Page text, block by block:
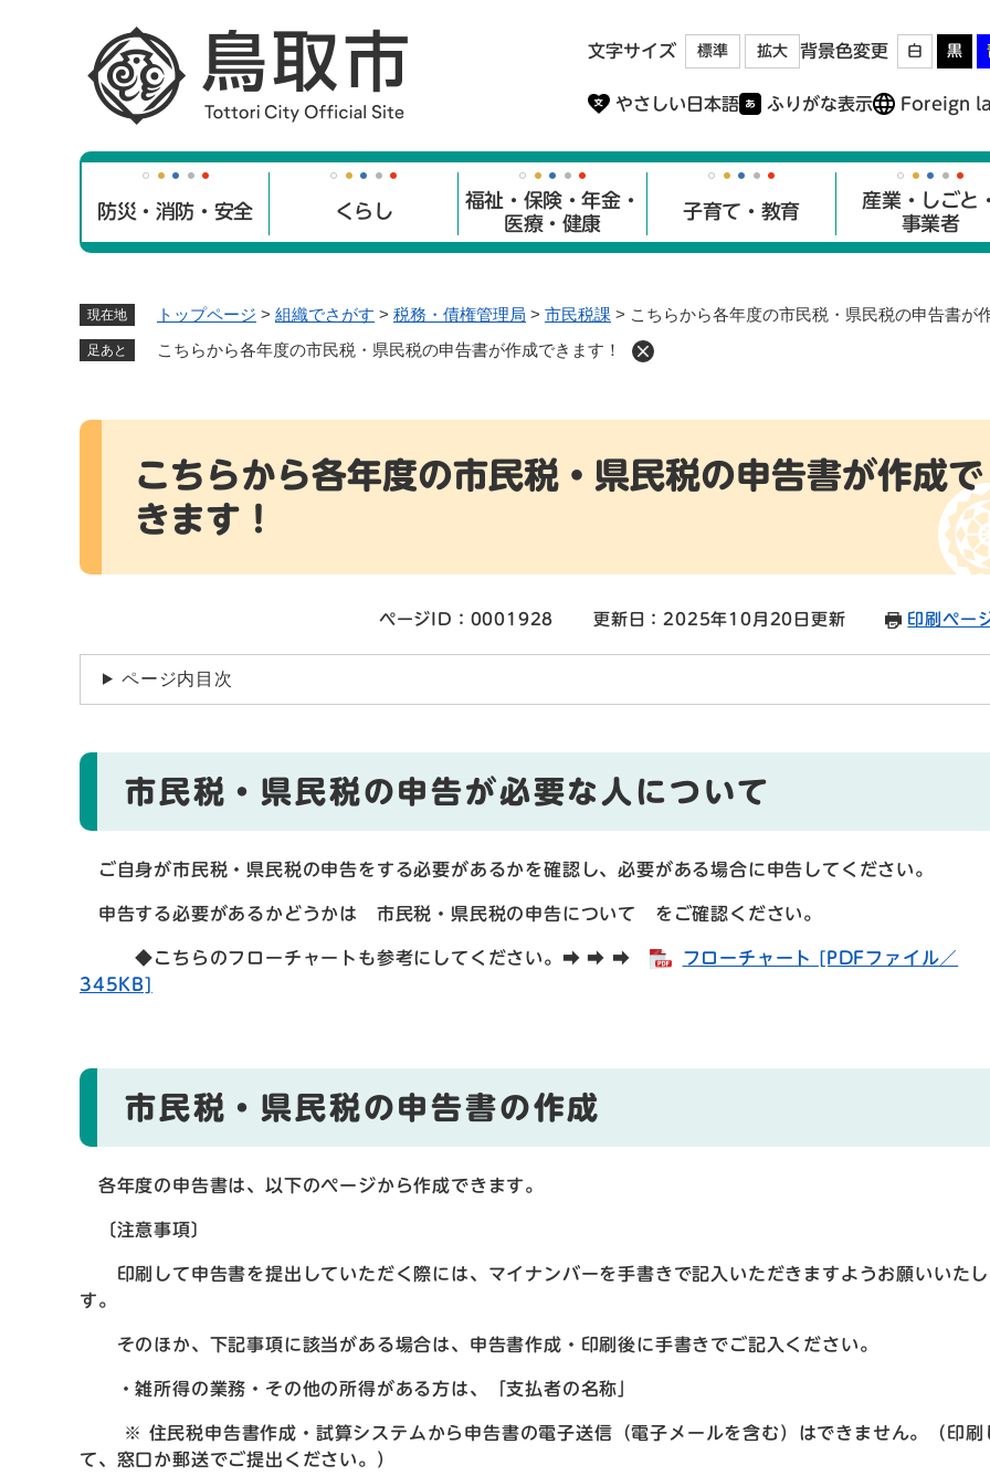
文字サイズ 標準 拡大 背景色変更 白 黒
やさしい日本語 ふりがな表示 Foreign
防災・消防・安全 くらし
福祉・保険・年金・
医療・健康
子育て・教育
産業・しごと
事業者
現在地 トップページ > 組織でさがす > 税務・債権管理局 > 市民税課 > こちらから各年度の市民税・県民税の申告書が
足あと こちらから各年度の市民税・県民税の申告書が作成できます！
本
こちらから各年度の市民税・県民税の申告書が作成で
きます！
ページID：0001928 更新日：2025年10月20日更新 印刷ペー
ページ内目次
市民税・県民税の申告が必要な人について
ご自身が市民税・県民税の申告をする必要があるかを確認し、必要がある場合に申告してください。
申告する必要があるかどうかは 市民税・県民税の申告について をご確認ください。
◆こちらのフローチャートも参考にしてください。➡ ➡ ➡
フローチャート [PDFファイル／
345KB]
市民税・県民税の申告書の作成
各年度の申告書は、以下のページから作成できます。
〔注意事項〕
印刷して申告書を提出していただく際には、マイナンバーを手書きで記入いただきますようお願いいた
す。
そのほか、下記事項に該当がある場合は、申告書作成・印刷後に手書きでご記入ください。
・雑所得の業務・その他の所得がある方は、「支払者の名称」
※ 住民税申告書作成・試算システムから申告書の電子送信（電子メールを含む）はできません。（印刷
て、窓口か郵送でご提出ください。）